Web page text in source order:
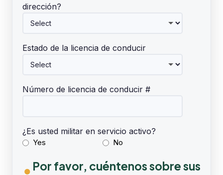
dirección?
Estado de la licencia de conducir
Número de licencia de conducir #
¿Es usted militar en servicio activo?
Yes No
Por favor, cuéntenos sobre sus